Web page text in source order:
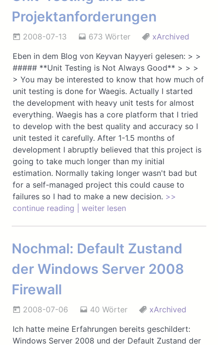
Projektanforderungen
2008-07-13 673 Wörter
xArchived
Eben in dem Blog von Keyvan Nayyeri gelesen: > >
##### **Unit Testing is Not Always Good** > > >
> You may be interested to know that how much of
unit testing is done for Waegis. Actually I started
the development with heavy unit tests for almost
everything. Waegis has a core platform that I tried
to develop with the best quality and accuracy so I
unit tested it carefully. After 1-1.5 months of
development I abruptly believed that this project is
going to take much longer than my initial
estimation. Normally taking longer wasn't bad but
for a self-managed project this could cause to
failures so I had to make a new decision. >>
continue reading | weiter lesen
Nochmal: Default Zustand
der Windows Server 2008
Firewall
2008-07-06 40 Wörter
xArchived
Ich hatte meine Erfahrungen bereits geschildert:
Windows Server 2008 und der Default Zustand der